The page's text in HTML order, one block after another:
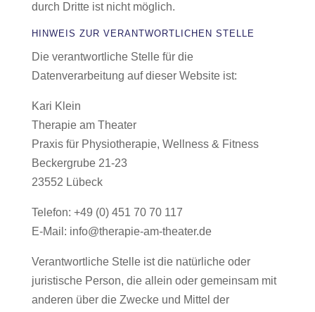
durch Dritte ist nicht möglich.
HINWEIS ZUR VERANTWORTLICHEN STELLE
Die verantwortliche Stelle für die
Datenverarbeitung auf dieser Website ist:
Kari Klein
Therapie am Theater
Praxis für Physiotherapie, Wellness & Fitness
Beckergrube 21-23
23552 Lübeck
Telefon: +49 (0) 451 70 70 117
E-Mail: info@therapie-am-theater.de
Verantwortliche Stelle ist die natürliche oder
juristische Person, die allein oder gemeinsam mit
anderen über die Zwecke und Mittel der